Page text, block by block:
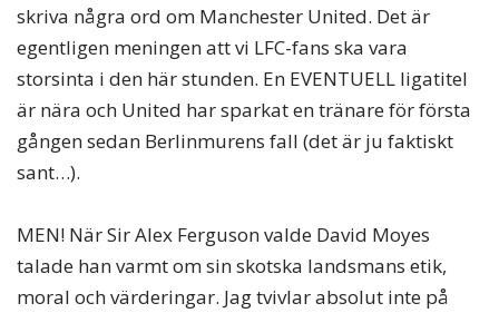
skriva några ord om Manchester United. Det är
egentligen meningen att vi LFC-fans ska vara
storsinta i den här stunden. En EVENTUELL ligatitel
är nära och United har sparkat en tränare för första
gången sedan Berlinmurens fall (det är ju faktiskt
sant…).
MEN! När Sir Alex Ferguson valde David Moyes
talade han varmt om sin skotska landsmans etik,
moral och värderingar. Jag tvivlar absolut inte på